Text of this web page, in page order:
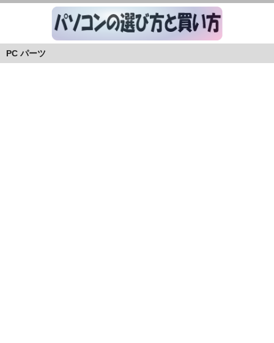
PC パーツ